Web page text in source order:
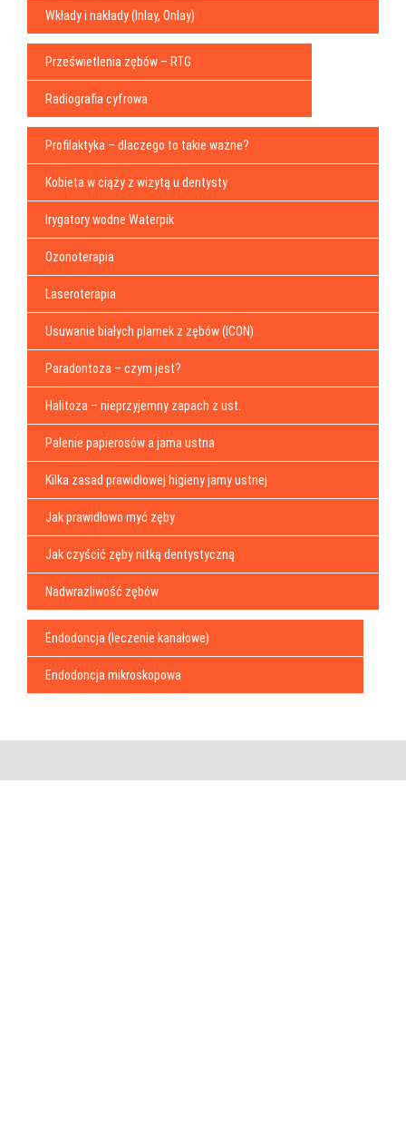
Wkłady i nakłady (Inlay, Onlay)
Prześwietlenia zębów – RTG
Radiografia cyfrowa
Profilaktyka – dlaczego to takie ważne?
Kobieta w ciąży z wizytą u dentysty
Irygatory wodne Waterpik
Ozonoterapia
Laseroterapia
Usuwanie białych plamek z zębów (ICON)
Paradontoza – czym jest?
Halitoza – nieprzyjemny zapach z ust.
Palenie papierosów a jama ustna
Kilka zasad prawidłowej higieny jamy ustnej
Jak prawidłowo myć zęby
Jak czyścić zęby nitką dentystyczną
Nadwrażliwość zębów
Endodoncja (leczenie kanałowe)
Endodoncja mikroskopowa